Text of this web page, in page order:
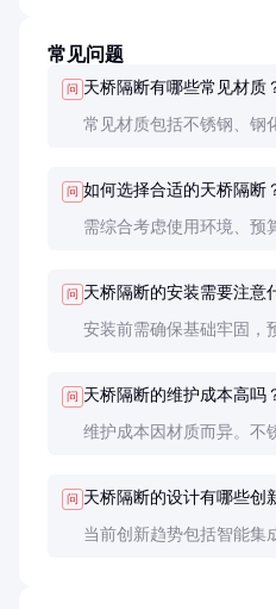
常见问题
问 天桥隔断有哪些常见材质
常见材质包括不锈钢、钢
问 如何选择合适的天桥隔断
需综合考虑使用环境、预
问 天桥隔断的安装需要注意
安装前需确保基础牢固，
问 天桥隔断的维护成本高吗
维护成本因材质而异。不
问 天桥隔断的设计有哪些创
当前创新趋势包括智能集